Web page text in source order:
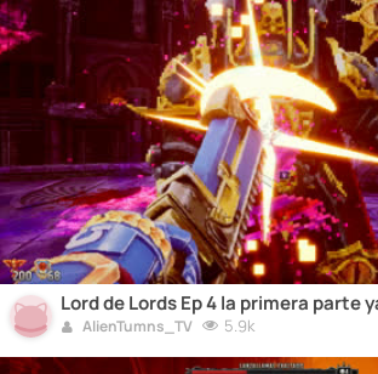
Lord de Lords Ep 4 la primera parte
AlienTumns_TV 5.9k